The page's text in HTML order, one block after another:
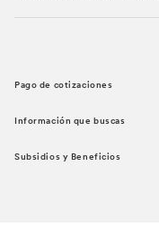
Pago de cotizaciones
Información que buscas
Subsidios y Beneficios